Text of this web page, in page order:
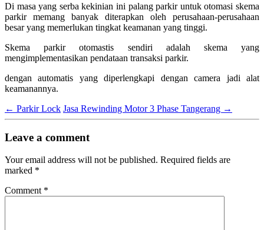
Di masa yang serba kekinian ini palang parkir untuk otomasi skema
parkir memang banyak diterapkan oleh perusahaan-perusahaan
besar yang memerlukan tingkat keamanan yang tinggi.
Skema parkir otomastis sendiri adalah skema yang
mengimplementasikan pendataan transaksi parkir.
dengan automatis yang diperlengkapi dengan camera jadi alat
keamanannya.
← Parkir Lock Jasa Rewinding Motor 3 Phase Tangerang →
Leave a comment
Your email address will not be published. Required fields are
marked *
Comment *